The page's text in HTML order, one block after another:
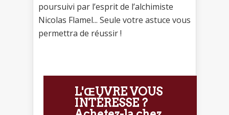
poursuivi par l’esprit de l’alchimiste
Nicolas Flamel... Seule votre astuce vous
permettra de réussir !
L'ŒUVRE VOUS
INTÉRESSE ?